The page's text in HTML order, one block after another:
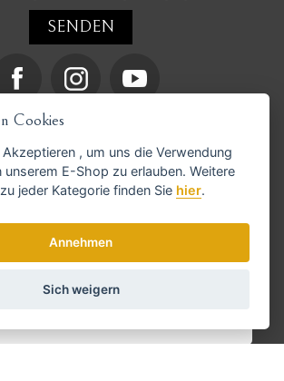
Cookies
Akzeptieren , um uns die Verwendung
E-Shop zu erlauben. Weitere
jeder Kategorie finden Sie hier.
Annehmen
Sich weigern